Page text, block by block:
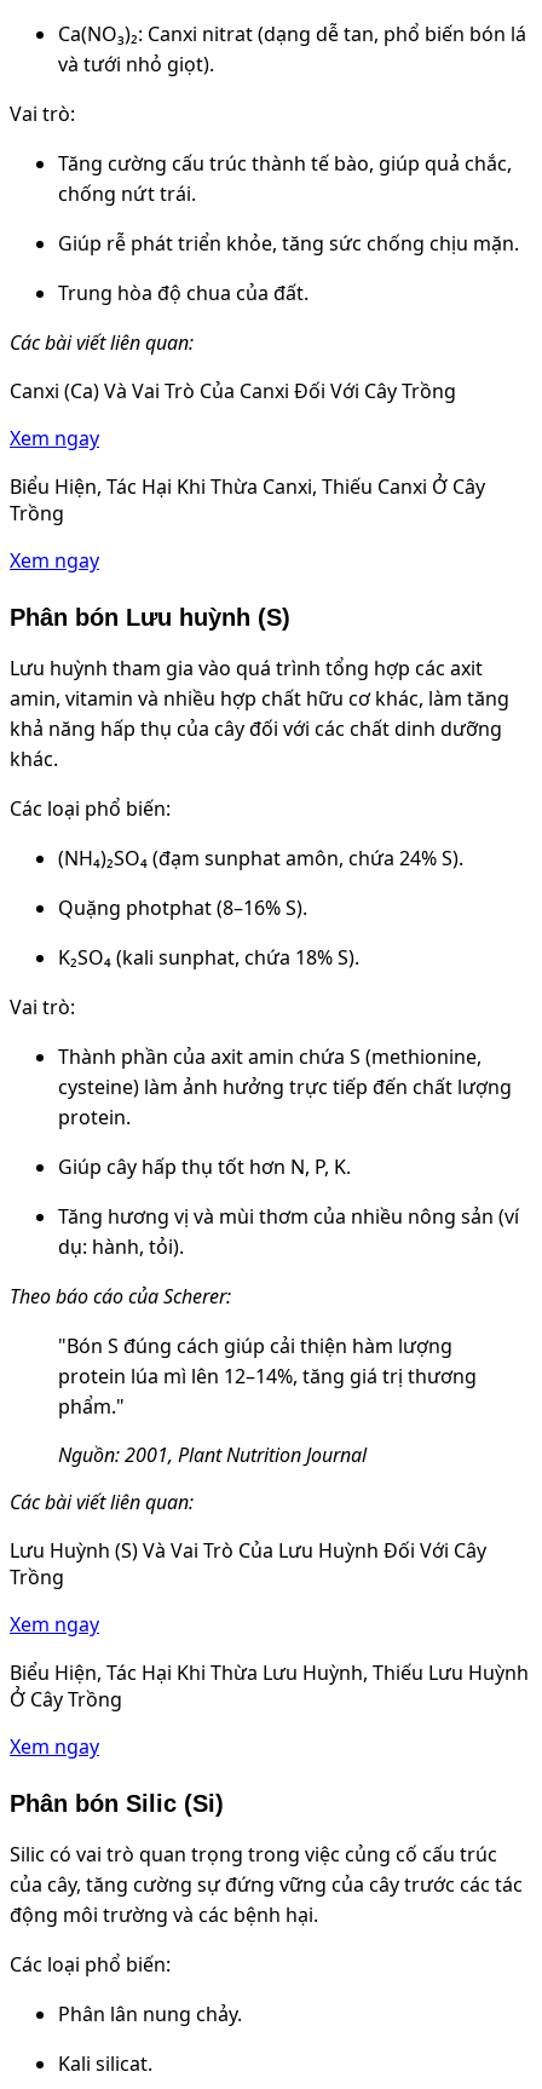
Ca(NO₃)₂: Canxi nitrat (dạng dễ tan, phổ biến bón lá
và tưới nhỏ giọt).
Vai trò:
Tăng cường cấu trúc thành tế bào, giúp quả chắc,
chống nứt trái.
Giúp rễ phát triển khỏe, tăng sức chống chịu mặn.
Trung hòa độ chua của đất.
Các bài viết liên quan:
Canxi (Ca) Và Vai Trò Của Canxi Đối Với Cây Trồng
Xem ngay
Biểu Hiện, Tác Hại Khi Thừa Canxi, Thiếu Canxi Ở Cây
Trồng
Xem ngay
Phân bón Lưu huỳnh (S)
Lưu huỳnh tham gia vào quá trình tổng hợp các axit
amin, vitamin và nhiều hợp chất hữu cơ khác, làm tăng
khả năng hấp thụ của cây đối với các chất dinh dưỡng
khác.
Các loại phổ biến:
(NH₄)₂SO₄ (đạm sunphat amôn, chứa 24% S).
Quặng photphat (8–16% S).
K₂SO₄ (kali sunphat, chứa 18% S).
Vai trò:
Thành phần của axit amin chứa S (methionine,
cysteine) làm ảnh hưởng trực tiếp đến chất lượng
protein.
Giúp cây hấp thụ tốt hơn N, P, K.
Tăng hương vị và mùi thơm của nhiều nông sản (ví
dụ: hành, tỏi).
Theo báo cáo của Scherer:
"Bón S đúng cách giúp cải thiện hàm lượng
protein lúa mì lên 12–14%, tăng giá trị thương
phẩm."
Nguồn: 2001, Plant Nutrition Journal
Các bài viết liên quan:
Lưu Huỳnh (S) Và Vai Trò Của Lưu Huỳnh Đối Với Cây
Trồng
Xem ngay
Biểu Hiện, Tác Hại Khi Thừa Lưu Huỳnh, Thiếu Lưu Huỳnh
Ở Cây Trồng
Xem ngay
Phân bón Silic (Si)
Silic có vai trò quan trọng trong việc củng cố cấu trúc
của cây, tăng cường sự đứng vững của cây trước các tác
động môi trường và các bệnh hại.
Các loại phổ biến:
Phân lân nung chảy.
Kali silicat.